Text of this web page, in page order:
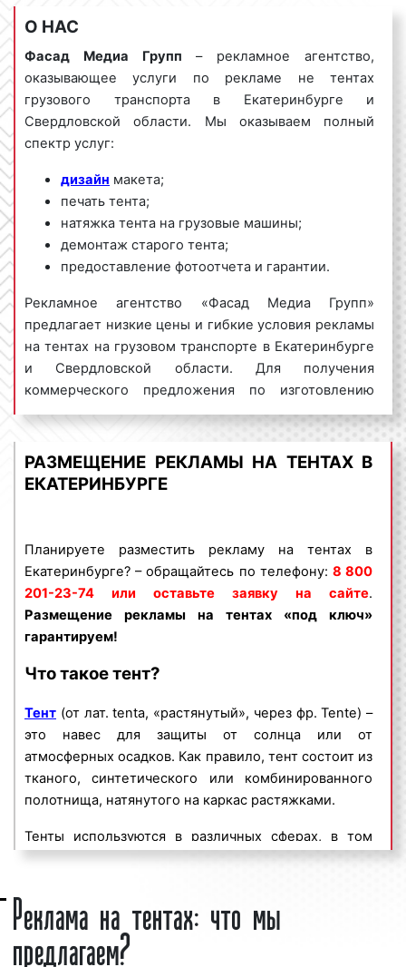
О НАС
Фасад Медиа Групп – рекламное агентство,
оказывающее услуги по рекламе не тентах
грузового транспорта в Екатеринбурге и
Свердловской области. Мы оказываем полный
спектр услуг:
дизайн макета;
печать тента;
натяжка тента на грузовые машины;
демонтаж старого тента;
предоставление фотоотчета и гарантии.
Рекламное агентство «Фасад Медиа Групп»
предлагает низкие цены и гибкие условия рекламы
на тентах на грузовом транспорте в Екатеринбурге
и Свердловской области. Для получения
коммерческого предложения по изготовлению
тентов для грузовых авто обращайтесь по
8 800 201-23-74 или оставьте заявку на
сайте.Рекламу на тентах «под ключ»
гарантируем!
Востребованность данного вида рекламы
объясняется целым рядом факторов:
высокая частота контактов;
массовый охват аудитории;
аудиторию;
высокое качество и долговечность;
гарантии на весь срок эксплуатации.
Реклама на тентах в Екатеринбурге является
эффективным средством для увеличения потока
клиенты нашей компании используют тенты в
Мы работаем по всей России: у нас десятки офисов
по всей стране. Наш богатый опыт позволяет нам
РАЗМЕЩЕНИЕ РЕКЛАМЫ НА ТЕНТАХ В
ЕКАТЕРИНБУРГЕ
Планируете разместить рекламу на тентах в
Екатеринбурге? – обращайтесь по телефону: 8 800
201-23-74 или оставьте заявку на сайте.
Размещение рекламы на тентах «под ключ»
гарантируем!
Что такое тент?
Тент (от лат. tenta, «растянутый», через фр. Tente) –
это навес для защиты от солнца или от
атмосферных осадков. Как правило, тент состоит из
тканого, синтетического или комбинированного
полотнища, натянутого на каркас растяжками.
Тенты используются в различных сферах, в том
числе и на транспорте. На автотранспортных
ним. Тенты на грузовых авто являются популярным
средством для защиты перевозимых грузов.
Реклама на тентах: что мы
предлагаем?